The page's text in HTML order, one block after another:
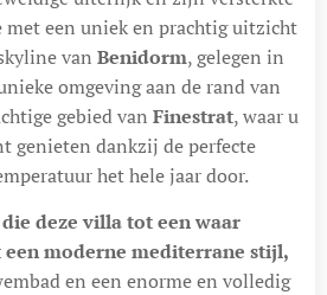
een uniek en prachtig uitzicht
van Benidorm, gelegen in
omgeving aan de rand van
gebied van Finestrat, waar u
genieten dankzij de perfecte
het hele jaar door.
deze villa tot een waar
moderne mediterrane stijl,
en een enorme en volledig